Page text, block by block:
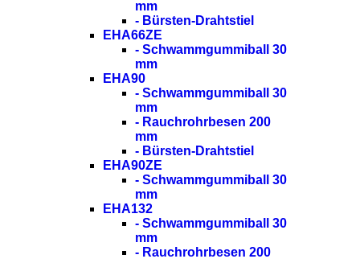
mm
- Bürsten-Drahtstiel
EHA66ZE
- Schwammgummiball 30
mm
EHA90
- Schwammgummiball 30
mm
- Rauchrohrbesen 200
mm
- Bürsten-Drahtstiel
EHA90ZE
- Schwammgummiball 30
mm
EHA132
- Schwammgummiball 30
mm
- Rauchrohrbesen 200